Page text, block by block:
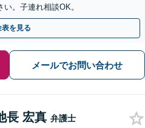
。子連れ相談OK。
表を見る
メールでお問い合わせ
長 宏真 弁護士